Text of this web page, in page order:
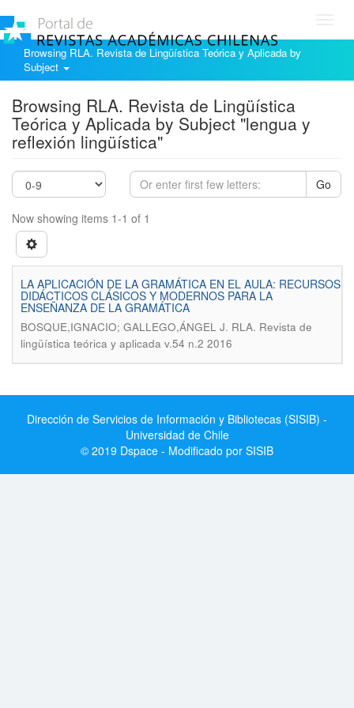
Browsing RLA. Revista de Lingüística Teórica y Aplicada by
Subject
Browsing RLA. Revista de Lingüística
Teórica y Aplicada by Subject "lengua y
reflexión lingüística"
Go
Now showing items 1-1 of 1
LA APLICACIÓN DE LA GRAMÁTICA EN EL AULA: RECURSOS
DIDÁCTICOS CLÁSICOS Y MODERNOS PARA LA
ENSEÑANZA DE LA GRAMÁTICA
BOSQUE,IGNACIO; GALLEGO,ÁNGEL J. RLA. Revista de
lingüística teórica y aplicada v.54 n.2 2016
Dirección de Servicios de Información y Bibliotecas (SISIB) -
Universidad de Chile
© 2019 Dspace - Modificado por SISIB